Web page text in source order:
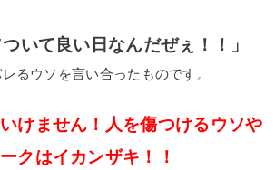
いて良い日なんだぜぇ！！」
るウソを言い合ったものです。
けません！人を傷つけるウソや
クはイカンザキ！！